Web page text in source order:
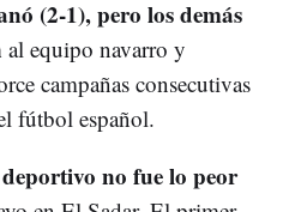
(2-1), pero los demás
al equipo navarro y
campañas consecutivas
fútbol español.
deportivo no fue lo peor